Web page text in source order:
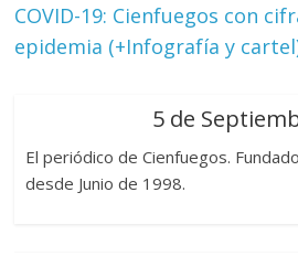
COVID-19: Cienfuegos con
epidemia (+Infografía y
5 de
El periódico de Cienfuegos.
desde Junio de 1998.